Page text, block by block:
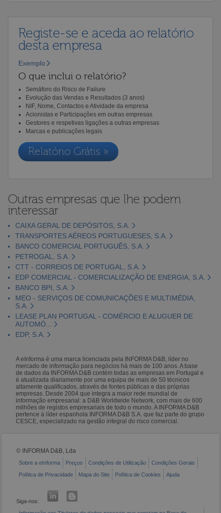
Registe-se e aceda ao relatório
desta empresa
Exemplo
O que inclui o relatório?
Semáforo do Risco de Failure
Evolução das Vendas e Resultados (3 anos)
NIF, Nome, Contactos e Atividade da empresa
Acionistas e Participações em outras empresas
Gestores e respetivas ligações a outras empresas
Marcas e publicações legais
Relatório Grátis »
Outras empresas que lhe podem
interessar
CAIXA GERAL DE DEPÓSITOS, S.A.
TRANSPORTES AÉREOS PORTUGUESES, S.A.
BANCO COMERCIAL PORTUGUÊS, S.A.
PETROGAL, S.A.
CTT - CORREIOS DE PORTUGAL, S.A.
EDP COMERCIAL - COMERCIALIZAÇÃO DE ENERGIA, S.A.
BANCO BPI, S.A.
MEO - SERVIÇOS DE COMUNICAÇÕES E MULTIMÉDIA,
S.A.
LEASE PLAN PORTUGAL - COMÉRCIO E ALUGUER DE
AUTOMÓ...
EDP, S.A.
A eInforma é uma marca licenciada pela INFORMA D&B, líder no
mercado de informação para negócios há mais de 100 anos. A base
de dados da INFORMA D&B contém todas as empresas em Portugal e
é atualizada diariamente por uma equipa de mais de 50 técnicos
altamente qualificados, através de fontes públicas e das próprias
empresas. Desde 2004 que integra a maior rede mundial de
informação empresarial: a D&B Worldwide Network, com mais de 600
milhões de registos empresariais de todo o mundo. A INFORMA D&B
pertence à líder espanhola INFORMA D&B S.A. que faz parte do grupo
CESCE, especializado na gestão integral do risco comercial.
© INFORMA D&B, Lda
Sobre a eInforma Preços Condições de Utilização
Condições Gerais
Política de Privacidade
Mapa do Site Política de Cookies Ajuda
Siga-nos: